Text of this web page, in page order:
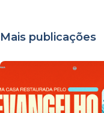
Mais publicações